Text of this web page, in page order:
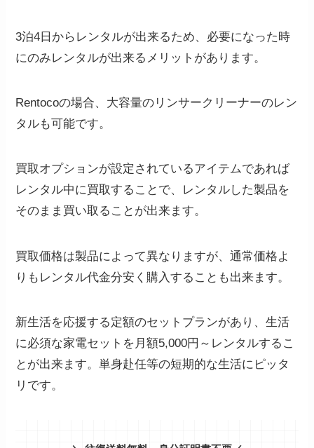
3泊4日からレンタルが出来るため、必要になった時
にのみレンタルが出来るメリットがあります。
Rentocoの場合、大容量のリンサークリーナーのレン
タルも可能です。
買取オプションが設定されているアイテムであれば
レンタル中に買取することで、レンタルした製品を
そのまま買い取ることが出来ます。
買取価格は製品によって異なりますが、通常価格よ
りもレンタル代金分安く購入することも出来ます。
新生活を応援する定額のセットプランがあり、生活
に必須な家電セットを月額5,000円～レンタルするこ
とが出来ます。単身赴任等の短期的な生活にピッタ
リです。